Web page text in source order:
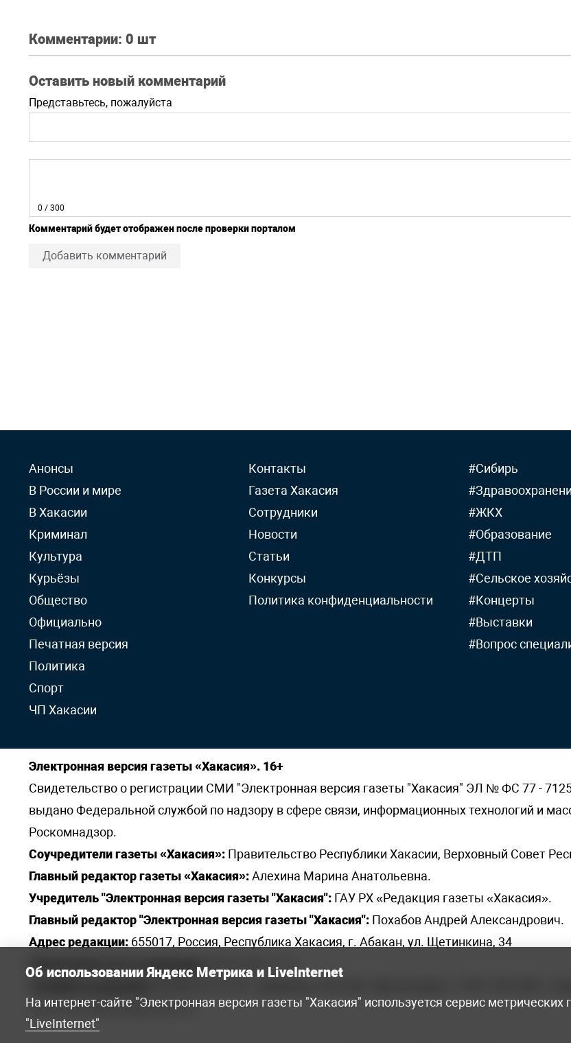
Комментарии: 0 шт
Оставить новый комментарий
Представьтесь, пожалуйста
0 / 300
Комментарий будет отображен после проверки порталом
Добавить комментарий
Анонсы
В России и мире
В Хакасии
Криминал
Культура
Курьёзы
Общество
Официально
Печатная версия
Политика
Спорт
ЧП Хакасии
Контакты
Газета Хакасия
Сотрудники
Новости
Статьи
Конкурсы
Политика конфиденциальности
#Сибирь
#ЖКХ
#Образование
#ДТП
#Сельское
#Концерты
#Выставки
#Вопрос
Электронная версия газеты «Хакасия». 16+
Свидетельство о регистрации СМИ "Электронная версия газеты "Хакасия" ЭЛ № ФС 77 -
выдано Федеральной службой по надзору в сфере связи, информационных технологий и
Роскомнадзор.
Соучредители газеты «Хакасия»: Правительство Республики Хакасии, Верховный Совет
Главный редактор газеты «Хакасия»:Алехина Марина Анатольевна.
Учредитель "Электронная версия газеты "Хакасия": ГАУ РХ «Редакция газеты «Хакасия».
Главный редактор "Электронная версия газеты "Хакасия": Похабов Андрей Александрович.
Адрес редакции: 655017, Россия, Республика Хакасия, г. Абакан, ул. Щетинкина, 34
Электронная почта редакции: khakred@r-19.ru
elena.s.korotkowa@yandex.ru.
Об использовании Яндекс Метрика и LiveInternet
На интернет-сайте "Электронная версия газеты "Хакасия" используется сервис метрических
"LiveInternet"